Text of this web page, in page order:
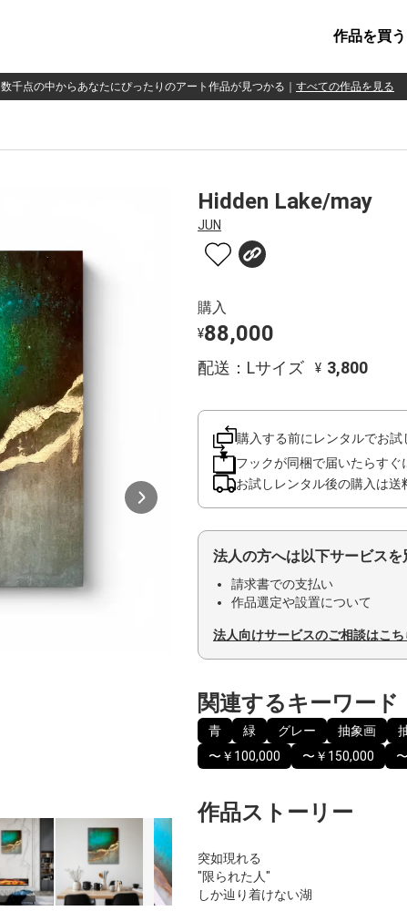
作品を買う
数千点の中からあなたにぴったりのアート作品が見つかる すべての作品を見る
Hidden Lake/may
JUN
購入
¥88,000
配送：Lサイズ ¥ 3,800
購入する前にレンタルでお試
フックが同梱で届いたらすぐ
お試しレンタル後の購入は送
法人の方へは以下サービス
請求書での支払い
作品選定や設置について
法人向けサービスのご相談はこち
関連するキーワード
青 緑 グレー 抽象画
〜￥100,000
〜￥150,000
作品ストーリー
突如現れる
"限られた人"
しか辿り着けない湖